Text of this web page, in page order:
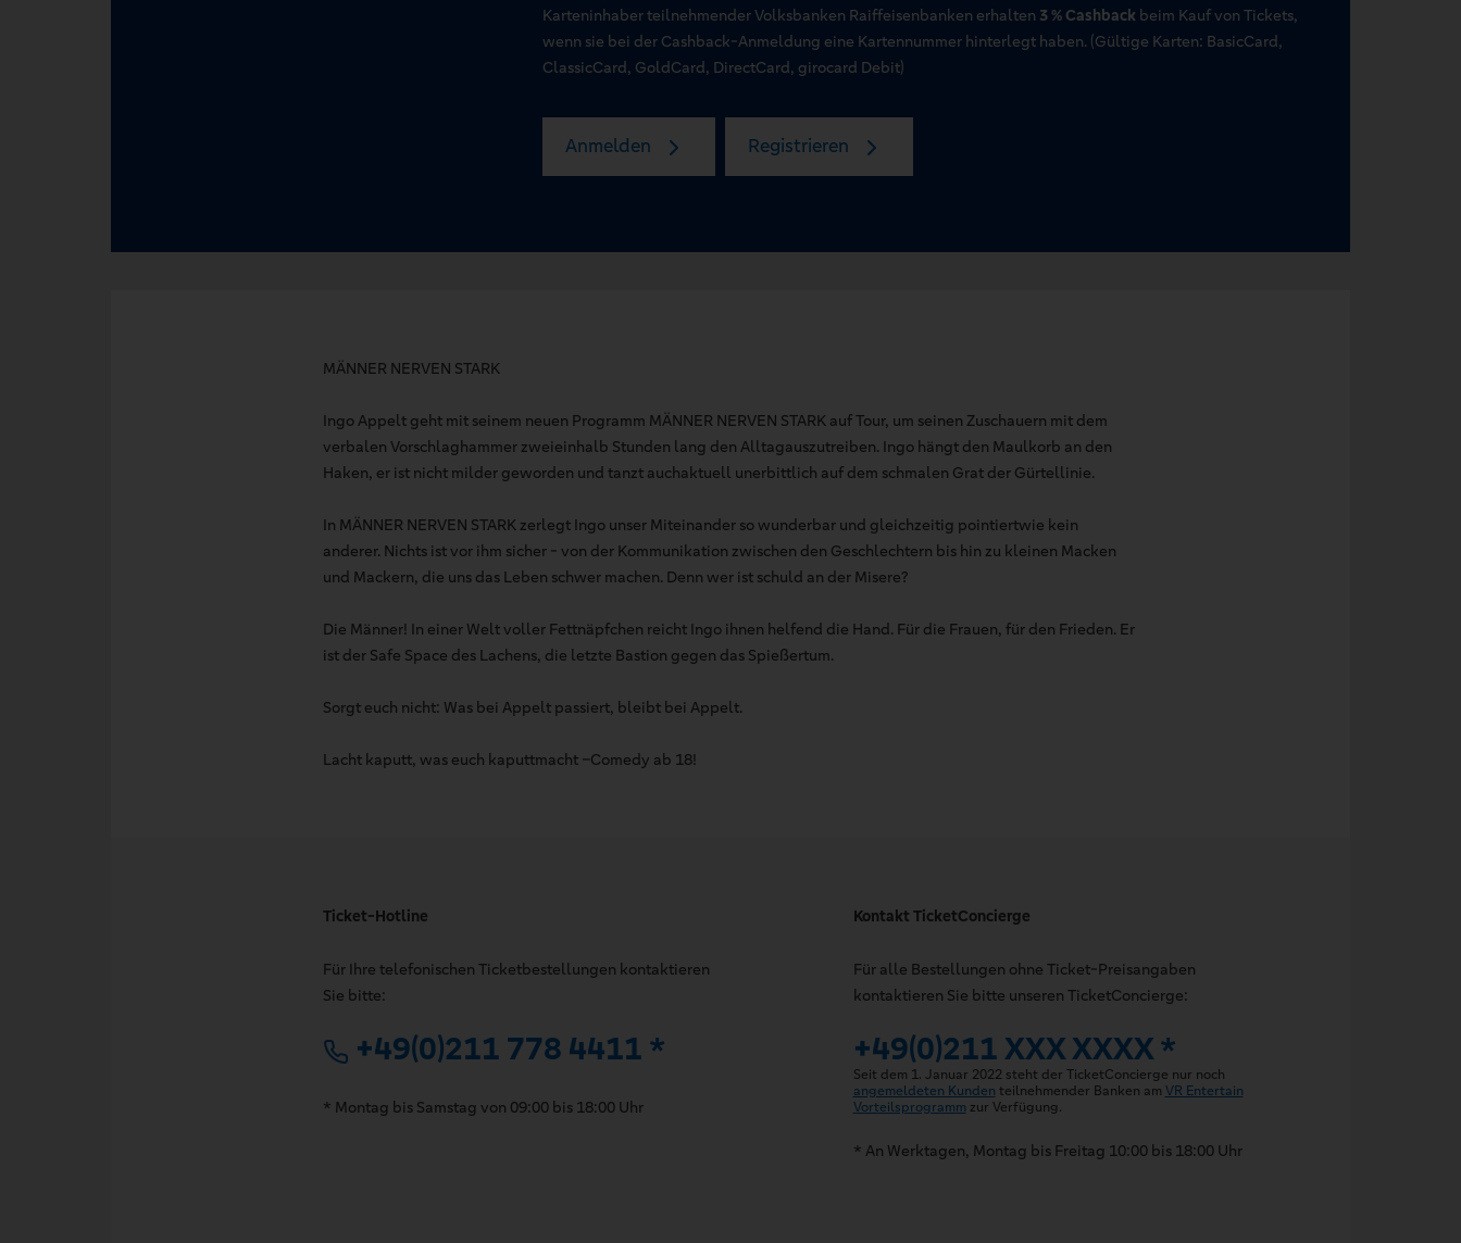
Karteninhaber teilnehmender Volksbanken Raiffeisenbanken erhalten 3 % Cashbackbeim Kauf von Tickets,
wenn sie bei der Cashback-Anmeldung eine Kartennummer hinterlegt haben. (Gültige Karten: BasicCard,
ClassicCard, GoldCard, DirectCard, girocard Debit)
Anmelden Registrieren
MÄNNER NERVEN STARK
Ingo Appelt geht mit seinem neuen Programm MÄNNER NERVEN STARK auf Tour, um seinen Zuschauern mit dem
verbalen Vorschlaghammer zweieinhalb Stunden lang den Alltagauszutreiben. Ingo hängt den Maulkorb an den
Haken, er ist nicht milder geworden und tanzt auchaktuell unerbittlich auf dem schmalen Grat der Gürtellinie.
In MÄNNER NERVEN STARK zerlegt Ingo unser Miteinander so wunderbar und gleichzeitig pointiertwie kein
anderer. Nichts ist vor ihm sicher - von der Kommunikation zwischen den Geschlechtern bis hin zu kleinen Macken
und Mackern, die uns das Leben schwer machen. Denn wer ist schuld an der Misere?
Die Männer! In einer Welt voller Fettnäpfchen reicht Ingo ihnen helfend die Hand. Für die Frauen, für den Frieden. Er
ist der Safe Space des Lachens, die letzte Bastion gegen das Spießertum.
Sorgt euch nicht: Was bei Appelt passiert, bleibt bei Appelt.
Lacht kaputt, was euch kaputtmacht –Comedy ab 18!
Ticket-Hotline
Für Ihre telefonischen Ticketbestellungen kontaktieren
Sie bitte:
+49(0)211 778 4411 *
* Montag bis Samstag von 09:00 bis 18:00 Uhr
Kontakt TicketConcierge
Für alle Bestellungen ohne Ticket-Preisangaben
kontaktieren Sie bitte unseren TicketConcierge:
+49(0)211 XXX XXXX *
Seit dem 1. Januar 2022 steht der TicketConcierge nur noch
angemeldeten Kunden teilnehmender Banken am VR Entertain
Vorteilsprogramm zur Verfügung.
* An Werktagen, Montag bis Freitag 10:00 bis 18:00 Uhr